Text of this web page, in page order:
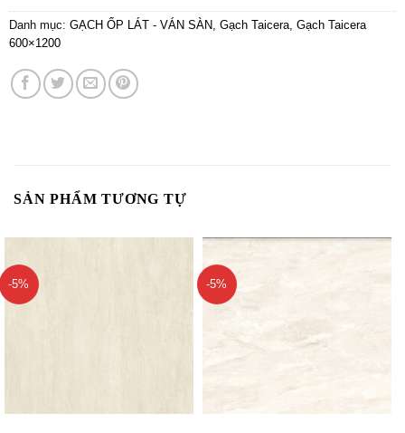
Danh mục: GẠCH ỐP LÁT - VÁN SÀN, Gạch Taicera, Gạch Taicera
600×1200
SẢN PHẨM TƯƠNG TỰ
-5% -5%